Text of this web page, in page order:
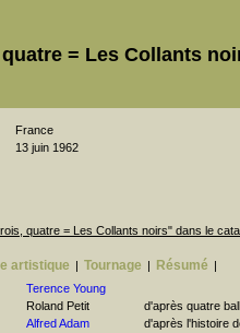
= Les Collants
France
13 juin 1962
quatre = Les Collants noirs" dans le
artistique | Tournage | Résumé |
Terence Young
Roland Petit
d'après quatre
Alfred Adam
d'après l'histoire